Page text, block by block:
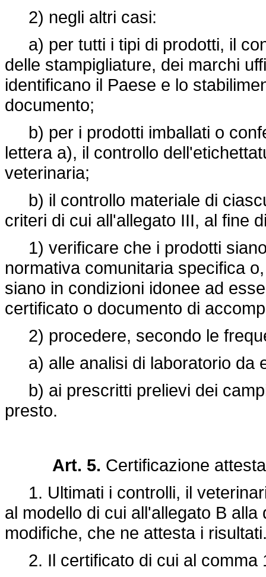
2) negli altri casi:
a) per tutti i tipi di prodotti, il
delle stampigliature, dei marchi
identificano il Paese e lo
documento;
b) per i prodotti imballati o
lettera a), il controllo
veterinaria;
b) il controllo materiale di
criteri di cui all'allegato III, al fine
1) verificare che i prodotti
normativa comunitaria specifica
siano in condizioni idonee ad
certificato o documento di
2) procedere, secondo le
a) alle analisi di laboratorio da
b) ai prescritti prelievi dei
presto.
Art. 5. Certificazione
1. Ultimati i controlli, il
al modello di cui all'allegato B alla
modifiche, che ne attesta i
2. Il certificato di cui al comma